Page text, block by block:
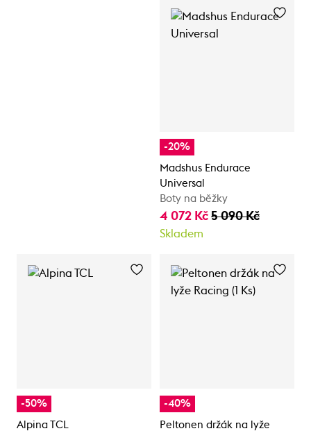
-20%
Madshus Endurace
Universal
Boty na běžky
4 072 Kč 5 090 Kč
Skladem
-50%
Alpina TCL
-40%
Peltonen držák na lyže